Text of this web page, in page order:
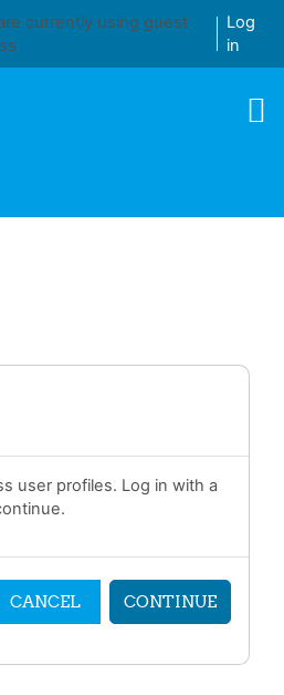
currently using guest
Log
in
user profiles. Log in with a
CANCEL CONTINUE